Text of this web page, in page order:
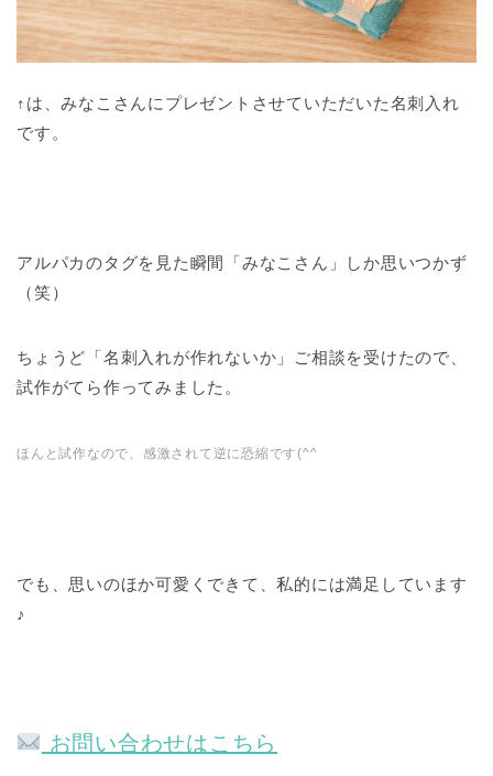
↑は、みなこさんにプレゼントさせていただいた名刺入れ
です。
アルパカのタグを見た瞬間「みなこさん」しか思いつかず
（笑）
ちょうど「名刺入れが作れないか」ご相談を受けたので、
試作がてら作ってみました。
ほんと試作なので、感激されて逆に恐縮です(^^ゞ
でも、思いのほか可愛くできて、私的には満足しています
♪
お問い合わせはこちら